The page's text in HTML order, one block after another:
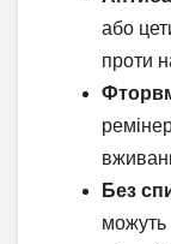
або
проти
Без
можуть